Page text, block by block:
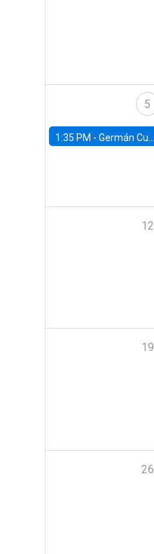
5
1:35 PM - Germán Cubas, University of Houston
12
19
26